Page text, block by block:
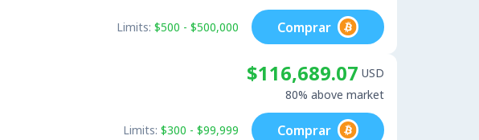
Limits: $500 - $500,000 Comprar
$116,689.07 USD
80% above market
Limits: $300 - $99,999 Comprar